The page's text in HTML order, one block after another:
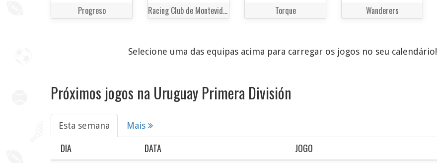
Progreso Racing Club de Montevideo Torque Wanderers
Selecione uma das equipas acima para carregar os jogos no seu calendário!
Próximos jogos na Uruguay Primera División
Esta semana Mais
DIA DATA JOGO